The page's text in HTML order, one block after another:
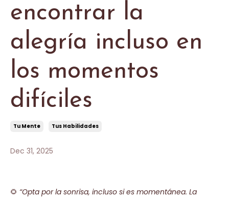
encontrar la
alegría incluso en
los momentos
difíciles
Tu Mente Tus Habilidades
Dec 31, 2025
🌻 “Opta por la sonrisa, incluso si es momentánea. La